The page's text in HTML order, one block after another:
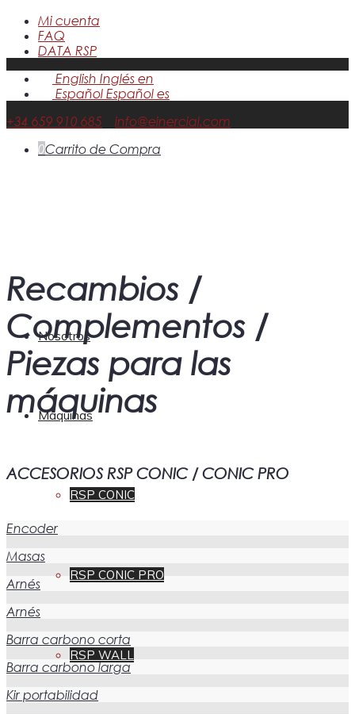
Mi cuenta
FAQ
DATA RSP
English Inglés en
Español Español es
+34 659 910 685
info@einercial.com
0Carrito de Compra
Nosotros
Máquinas
RSP CONIC
RSP CONIC PRO
RSP WALL
Recambios /
Complementos /
Piezas para las
máquinas
ACCESORIOS RSP CONIC / CONIC PRO
Encoder
Masas
Arnés
Arnés
Barra carbono corta
Barra carbono larga
Kir portabilidad